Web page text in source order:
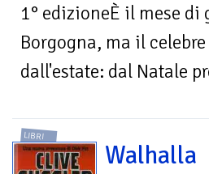
1° edizioneÈ il mese
Borgogna, ma il
dall'estate: dal Natale
LIBRI
Walhalla